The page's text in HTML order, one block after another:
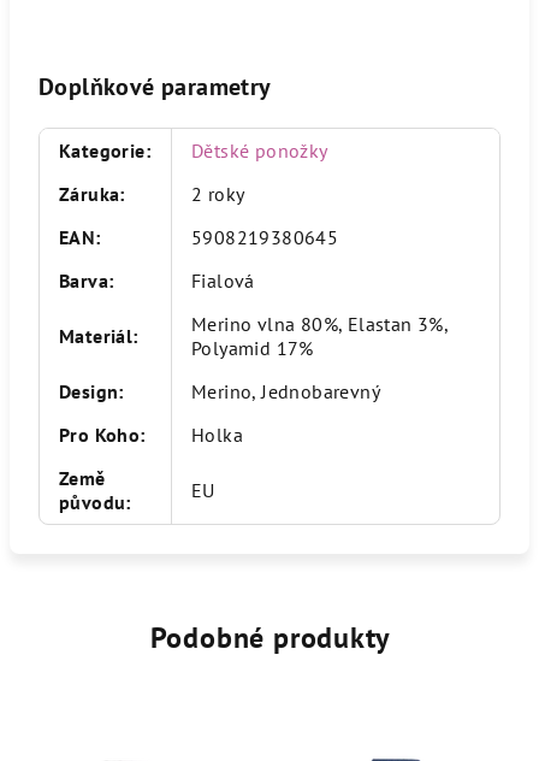
Doplňkové parametry
Kategorie:
Dětské ponožky
Záruka:
2 roky
EAN:
5908219380645
Barva: Fialová
Materiál:
Merino vlna 80%, Elastan 3%,
Polyamid 17%
Design:
Merino, Jednobarevný
Pro Koho:
Holka
Země
původu: EU
Podobné produkty